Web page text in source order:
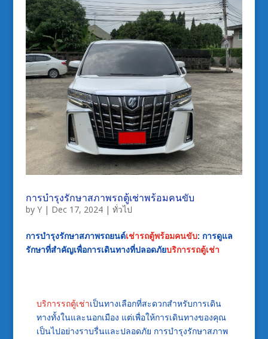
การบำรุงรักษาสภาพรถตู้เช่าพร้อมคนขับ
by Y| Dec 17, 2024| ทั่วไป
การบำรุงรักษาสภาพรถยนต์เช่ารถตู้พร้อมคนขับ: การดูแล
รักษาที่สำคัญเพื่อการเดินทางที่ปลอดภัยบริการรถตู้เช่า
บริการรถตู้เช่าเป็นทางเลือกที่สะดวกสำหรับการเดิน
ทางทั้งในและนอกเมือง แต่เพื่อให้การเดินทางของคุณ
เป็นไปอย่างราบรื่นและปลอดภัย การบำรุงรักษาสภาพ